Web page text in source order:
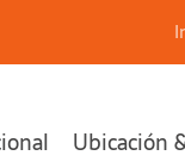
Ubicación